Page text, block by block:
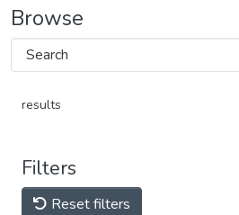
Browse
results
Filters
Reset filters